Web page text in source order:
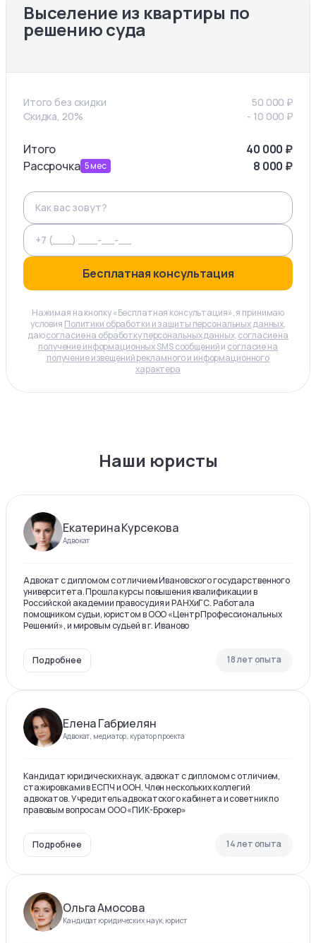
Выселение из квартиры по
решению суда
Итого без скидки 50 000 ₽
Скидка, 20%
- 10 000 ₽
Итого 40 000 ₽
Рассрочка 5мес 8 000 ₽
Бесплатная консультация
Нажимая на кнопку «Бесплатная консультация», я принимаю
условия Политики обработки и защиты персональных данных,
даюсогласие на обработку персональных данных,согласие на
получение информационных SMS сообщенийи согласие на
получение извещений рекламного и информационного
характера
Наши юристы
Екатерина Курсекова
Адвокат
Адвокат с дипломом с отличием Ивановского государственного
университета. Прошла курсы повышения квалификации в
Российской академии правосудия и РАНХиГС. Работала
помощником судьи, юристом в ООО «Центр Профессиональных
Решений», и мировым судьей в г. Иваново
Подробнее 18 лет опыта
Елена Габриелян
Адвокат, медиатор, куратор проекта
Кандидат юридических наук, адвокат с дипломом с отличием,
стажировками в ЕСПЧ и ООН. Член нескольких коллегий
адвокатов. Учредитель адвокатского кабинета и советник по
правовым вопросам ООО «ПИК-Брокер»
Подробнее 14 лет опыта
Ольга Амосова
Кандидат юридических наук, юрист